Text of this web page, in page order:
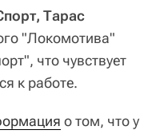
Тарас
"Локомотива"
что чувствует
к работе.
о том, что у